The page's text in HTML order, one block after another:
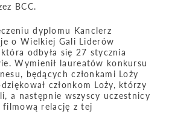
BCC.
dyplomu Kanclerz
o Wielkiej Gali Liderów
odbyła się 27 stycznia
Wymienił laureatów konkursu
będących członkami Loży
członkom Loży, którzy
a następnie wszyscy uczestnicy
relację z tej